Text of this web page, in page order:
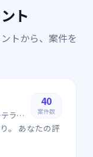
ト
トから、案件を
ラス
40
案件数
。 あなたの評